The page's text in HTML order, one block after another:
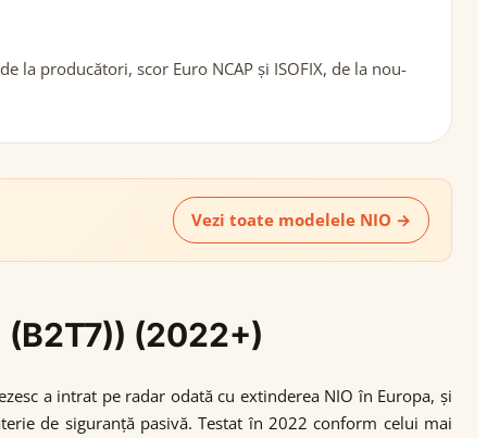
la producători, scor Euro NCAP și ISOFIX, de la nou-
Vezi toate modelele NIO →
(2022+)
a intrat pe radar odată cu extinderea NIO în Europa, și
de siguranță pasivă. Testat în 2022 conform celui mai